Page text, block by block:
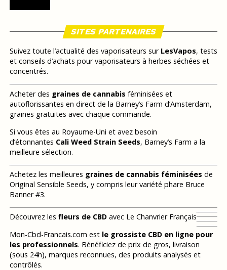
SITES PARTENAIRES
Suivez toute l’actualité des vaporisateurs sur LesVapos, tests
et conseils d’achats pour vaporisateurs à herbes séchées et
concentrés.
Acheter des graines de cannabis féminisées et
autoflorissantes en direct de la Barney’s Farm d’Amsterdam,
graines gratuites avec chaque commande.
Si vous êtes au Royaume-Uni et avez besoin
d’étonnantes Cali Weed Strain Seeds, Barney’s Farm a la
meilleure sélection.
Achetez les meilleures graines de cannabis féminisées de
Original Sensible Seeds, y compris leur variété phare Bruce
Banner #3.
Découvrez les fleurs de CBDavec Le Chanvrier Français
Mon-Cbd-Francais.com est le grossiste CBD en ligne pour
les professionnels. Bénéficiez de prix de gros, livraison
(sous 24h), marques reconnues, des produits analysés et
contrôlés.